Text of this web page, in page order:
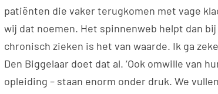
patiënten die vaker terugkomen met vage
wij dat noemen. Het spinnenweb helpt dan
chronisch zieken is het van waarde. Ik ga
Den Biggelaar doet dat al. ‘Ook omwille van
opleiding – staan enorm onder druk. We